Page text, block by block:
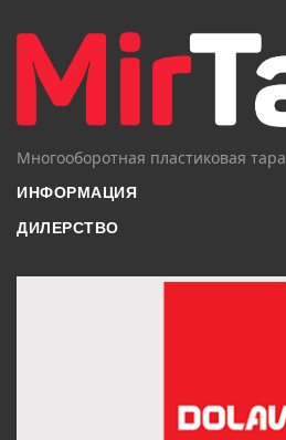
Многооборотная пластиковая тара
ИНФОРМАЦИЯ
ДИЛЕРСТВО